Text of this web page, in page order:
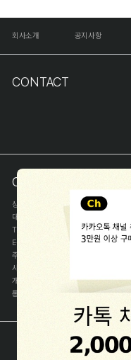
회사소개 공지사항
CONTACT
COMPANY INFO
상호
(주)해피프린스
대표
TEL
1668-1570
E-MAIL
주소
사업자등록번호
개인정보관리자
이화진
통신판매신고번호
제 2018-서울
COPYRIGHT(C) (